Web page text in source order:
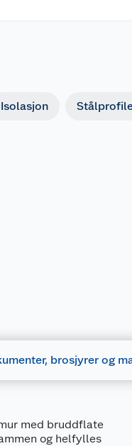
Isolasjon
brosjyrer og
med bruddflate
og helfylles